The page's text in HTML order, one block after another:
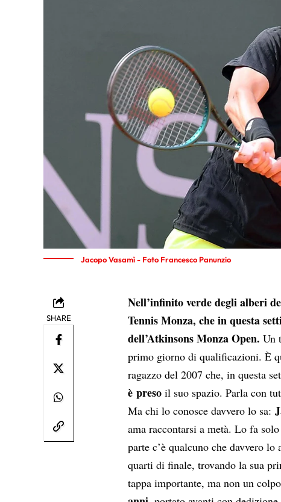
Jacopo Vasamì - Foto Francesco Panunzio
SHARE
Nell’infinito verde degli alberi
Tennis Monza, che in questa
dell’Atkinsons Monza Open.Un
primo giorno di qualificazioni. È
ragazzo del 2007 che, in questa
è preso il suo spazio. Parla con
Ma chi lo conosce davvero lo sa:
ama raccontarsi a metà. Lo fa
parte c’è qualcuno che davvero
quarti di finale, trovando la sua
tappa importante, ma non un